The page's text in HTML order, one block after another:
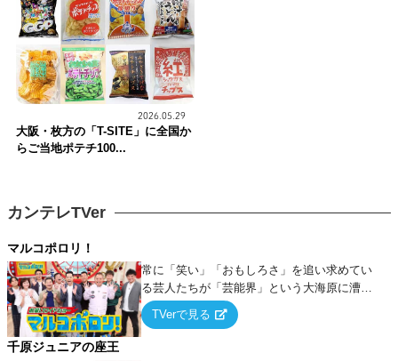
2026.05.29
大阪・枚方の「T-SITE」に全国か
らご当地ポテチ100...
カンテレTVer
マルコポロリ！
常に「笑い」「おもしろさ」を追い求めてい
る芸人たちが「芸能界」という大海原に漕ぎ
出でて、新たなオモシロ人間を発掘する！
TVerで見る
千原ジュニアの座王